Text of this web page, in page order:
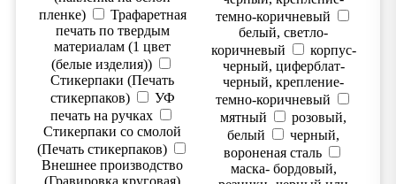
темно-коричневый
белый, светло-
коричневый
корпус-
черный, циферблат-
черный, крепление-
темно-коричневый
мятный
розовый,
белый
черный,
вороненая сталь
маска- бордовый,
пленке)
Трафаретная
печать по твердым
материалам (1 цвет
(белые изделия))
Стикерпаки (Печать
стикерпаков)
УФ
печать на ручках
Стикерпаки со смолой
(Печать стикерпаков)
Внешнее производство
(Гравировка круговая)